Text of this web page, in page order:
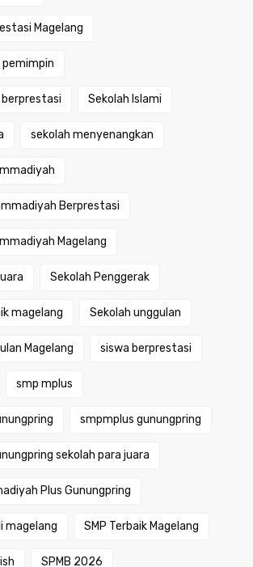
Magelang
pemimpin
berprestasi Sekolah Islami
sekolah menyenangkan
Berprestasi
Magelang
Sekolah Penggerak
magelang Sekolah unggulan
Magelang siswa berprestasi
smp mplus
smpmplus gunungpring
sekolah para juara
Plus Gunungpring
magelang SMP Terbaik Magelang
SPMB 2026